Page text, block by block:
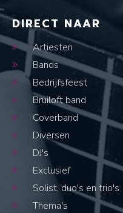
DIRECT NAAR
Artiesten
Bands
Bedrijfsfeest
Bruiloft band
Coverband
Diversen
DJ's
Exclusief
Solist, duo's en trio's
Thema's